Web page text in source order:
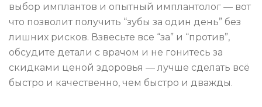
выбор имплантов и опытный имплантолог — вот
что позволит получить “зубы за один день” без
лишних рисков. Взвесьте все “за” и “против”,
обсудите детали с врачом и не гонитесь за
скидками ценой здоровья — лучше сделать всё
быстро и качественно, чем быстро и дважды.